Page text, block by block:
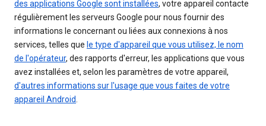
des applications Google sont installées, votre appareil contacte
régulièrement les serveurs Google pour nous fournir des
informations le concernant ou liées aux connexions à nos
services, telles que le type d'appareil que vous utilisez, le nom
de l'opérateur, des rapports d'erreur, les applications que vous
avez installées et, selon les paramètres de votre appareil,
d'autres informations sur l'usage que vous faites de votre
appareil Android.